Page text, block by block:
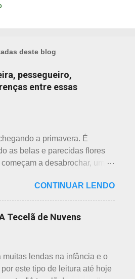
deste blog
pessegueiro,
entre essas
a primavera. É
as belas e parecidas flores
começam a desabrochar, uma
a segunda em março e, no
março até abril, as cerejeiras.
que o clima pode
a florescência. Também
ou com o nome das
pelas cores e algumas
CONTINUAR LENDO
Tecelã de Nuvens
muitas lendas na infância e o
este tipo de leitura até hoje